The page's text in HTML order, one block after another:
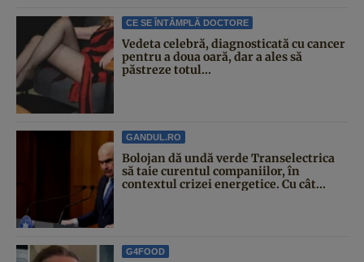
CE SE ÎNTÂMPLĂ DOCTORE
Vedeta celebră, diagnosticată cu cancer
pentru a doua oară, dar a ales să
păstreze totul...
GANDUL.RO
Bolojan dă undă verde Transelectrica
să taie curentul companiilor, în
contextul crizei energetice. Cu cât...
G4FOOD